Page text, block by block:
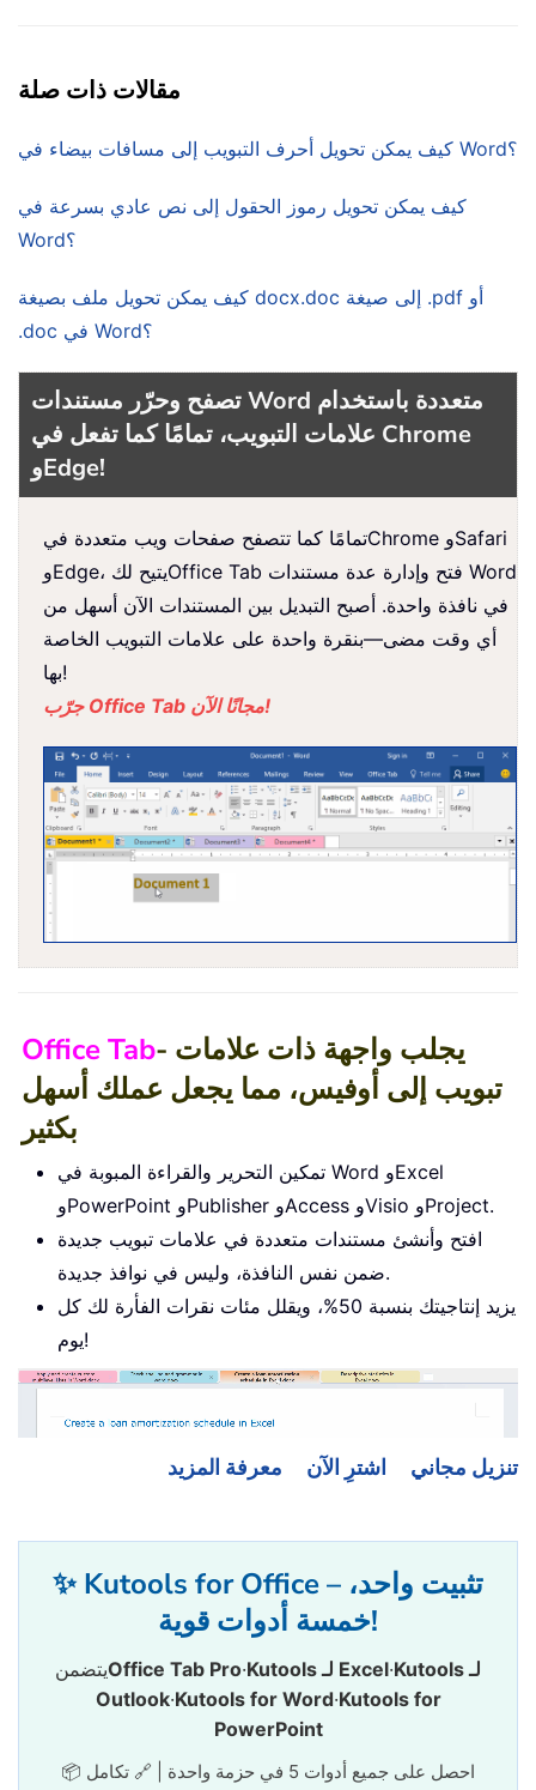
مقالات ذات صلة
كيف يمكن تحويل أحرف التبويب إلى مسافات بيضاء في Word؟
كيف يمكن تحويل رموز الحقول إلى نص عادي بسرعة في
Word؟
كيف يمكن تحويل ملف بصيغة docx.doc إلى صيغة .pdf أو
.doc في Word؟
تصفح وحرّر مستندات Word متعددة باستخدام
علامات التبويب، تمامًا كما تفعل في Chrome
وEdge!
تمامًا كما تتصفح صفحات ويب متعددة فيChrome وSafari
وEdge ، يتيح لكOffice Tab
في نافذة واحدة. أصبح التبديل بين المستندات الآن أسهل من
أي وقت مضى—بنقرة واحدة على علامات التبويب الخاصة
بها!
جرّب Office Tab مجانًا الآن!
Office Tab- يجلب واجهة ذات علامات
تبويب إلى أوفيس، مما يجعل عملك أسهل
بكثير
تمكين التحرير والقراءة المبوبة في Word وExcel
وPowerPoint وPublisher وAccess وVisio وProject.
افتح وأنشئ مستندات متعددة في علامات تبويب جديدة
ضمن نفس النافذة، وليس في نوافذ جديدة.
يزيد إنتاجيتك بنسبة 50%، ويقلل مئات نقرات الفأرة لك كل
يوم!
تنزيل مجاني اشترِ الآن معرفة المزيد
✨ Kutools for Office – تثبيت واحد،
خمسة أدوات قوية!
يتضمنOffice Tab Pro· Kutools لـ Excel·Kutools لـ
Outlook·Kutools for Word·Kutools for
PowerPoint
📦 احصل على جميع أدوات 5 في حزمة واحدة | 🔗 تكامل